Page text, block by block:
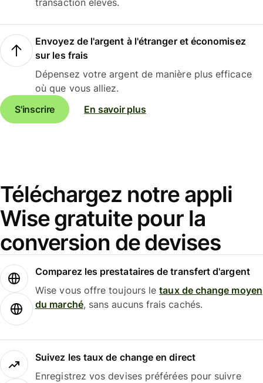
transaction élevés.
Envoyez de l'argent à l'étranger et économisez
sur les frais
Dépensez votre argent de manière plus efficace
où que vous alliez.
S'inscrire
En savoir plus
Téléchargez notre appli
Wise gratuite pour la
conversion de devises
Comparez les prestataires de transfert d'argent
Wise vous offre toujours letaux de change moyen
du marché, sans aucuns frais cachés.
Suivez les taux de change en direct
Enregistrez vos devises préférées pour suivre